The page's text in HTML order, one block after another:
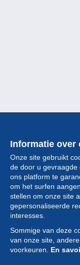
Informatie over
Onze site gebruikt
de door u gevraagde
ons platform te
om het surfen
stellen om onze site
gepersonaliseerde
interesses.
Sommige van deze
van onze site,
voorkeuren. En
Collectie
Nieuws
Functie